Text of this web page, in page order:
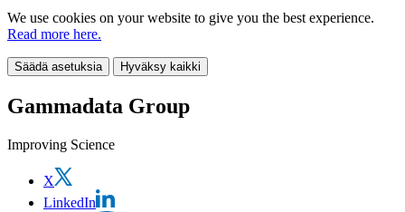
We use cookies on your website to give you the best experience.
Read more here.
Säädä asetuksia Hyväksy kaikki
Gammadata Group
Improving Science
X
LinkedIn